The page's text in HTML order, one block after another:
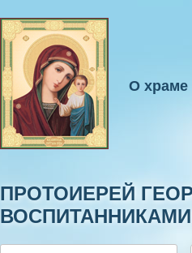
О храме
ПРОТОИЕРЕЙ